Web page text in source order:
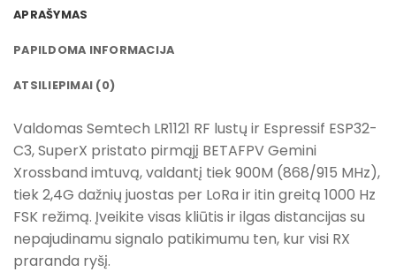
APRAŠYMAS
PAPILDOMA INFORMACIJA
ATSILIEPIMAI (0)
Valdomas Semtech LR1121 RF lustų ir Espressif ESP32-
C3, SuperX pristato pirmąjį BETAFPV Gemini
Xrossband imtuvą, valdantį tiek 900M (868/915 MHz),
tiek 2,4G dažnių juostas per LoRa ir itin greitą 1000 Hz
FSK režimą. Įveikite visas kliūtis ir ilgas distancijas su
nepajudinamu signalo patikimumu ten, kur visi RX
praranda ryšį.